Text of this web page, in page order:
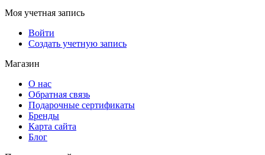
Моя учетная запись
Войти
Создать учетную запись
Магазин
О нас
Обратная связь
Подарочные сертификаты
Бренды
Карта сайта
Блог